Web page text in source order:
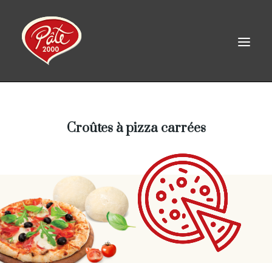
RECETTES
CONTACT
LINKEDIN
FACEBOOK
Croûtes à pizza carrées